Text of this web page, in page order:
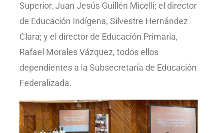
Superior, Juan Jesús Guillén Micelli; el director
de Educación Indígena, Silvestre Hernández
Clara; y el director de Educación Primaria,
Rafael Morales Vázquez, todos ellos
dependientes a la Subsecretaría de Educación
Federalizada.